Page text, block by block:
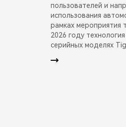
пользователей и
использования
рамках мероприятия
2026 году
серийных моделях